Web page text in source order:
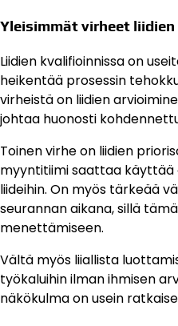
Yleisimmät virheet
Liidien kvalifioinnissa on
heikentää prosessin
virheistä on liidien
johtaa huonosti
Toinen virhe on liidien
myyntitiimi saattaa käyttää
liideihin. On myös tärkeää
seurannan aikana, sillä
menettämiseen.
Vältä myös liiallista
työkaluihin ilman ihmisen
näkökulma on usein